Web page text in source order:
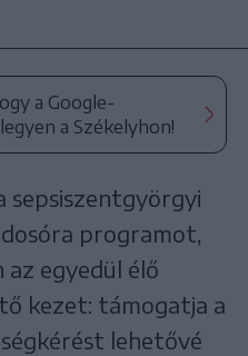
a Google-
a Székelyhon!
sepsiszentgyörgyi
programot,
egyedül élő
kezet: támogatja a
lehetővé